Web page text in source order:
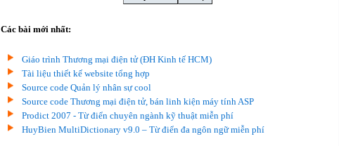
Các bài mới nhất:
Giáo trình Thương mại điện tử (ĐH Kinh tế HCM)
Tài liệu thiết kế website tổng hợp
Source code Quản lý nhân sự cool
Source code Thương mại điện tử, bán linh kiện máy tính ASP
Prodict 2007 - Từ điển chuyên ngành kỹ thuật miễn phí
HuyBien MultiDictionary v9.0 – Từ điển đa ngôn ngữ miễn phí